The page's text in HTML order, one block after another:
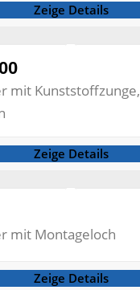
Zeige Details
mit Kunststoffzunge,
Zeige Details
mit Montageloch
Zeige Details